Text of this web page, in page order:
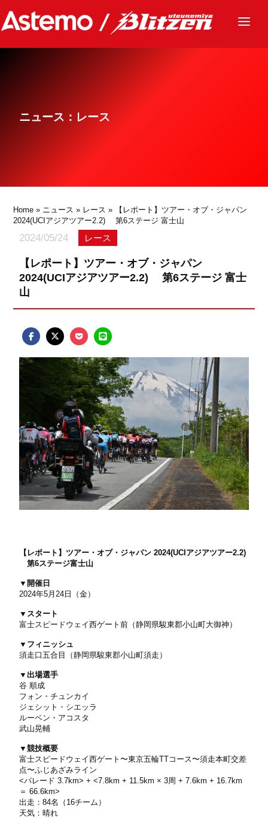
ニュース
グッズ
ニュース：レース
Home » ニュース » レース » 【レポート】ツアー・オブ・ジャパン
2024(UCIアジアツアー2.2) 第6ステージ 富士山
2024/05/24 レース
【レポート】ツアー・オブ・ジャパン
2024(UCIアジアツアー2.2) 第6ステージ 富士
山
【レポート】ツアー・オブ・ジャパン 2024(UCIアジアツアー2.2)
第6ステージ富士山
▼開催日
2024年5月24日（金）
▼スタート
富士スピードウェイ⻄ゲート前（静岡県駿東郡小山町大御神）
▼フィニッシュ
須走口五合目（静岡県駿東郡小山町須走）
▼出場選手
谷 順成
フォン・チュンカイ
ジェシット・シエッラ
ルーベン・アコスタ
武山晃輔
▼競技概要
富士スピードウェイ西ゲート〜東京五輪TTコース〜須走本町交差
点〜ふじあざみライン
<パレード 3.7km> + <7.8km + 11.5km × 3周 + 7.6km + 16.7km
＝ 66.6km>
出走：84名（16チーム）
天気：晴れ